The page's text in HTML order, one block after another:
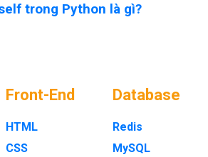
trong Python là gì?
Front-End
HTML
CSS
Database
Redis
MySQL